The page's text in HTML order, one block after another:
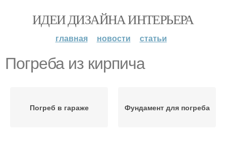
ИДЕИ ДИЗАЙНА ИНТЕРЬЕРА
главная новости статьи
Погреба из кирпича
Погреб в гараже Фундамент для погреба